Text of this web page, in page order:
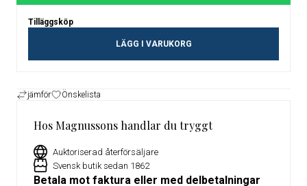
Tilläggsköp
LÄGG I VARUKORG
jämför Önskelista
Hos Magnussons handlar du tryggt
Auktoriserad återförsäljare
Svensk butik sedan 1862
Betala mot faktura eller med delbetalningar